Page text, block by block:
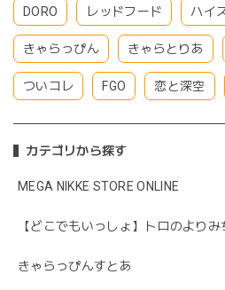
DORO レッドフード ハイ
きゃらっぴん きゃらとりあ
ついコレ FGO 恋と深空
カテゴリから探す
MEGA NIKKE STORE ONLINE
【どこでもいっしょ】トロのより
きゃらっぴんすとあ